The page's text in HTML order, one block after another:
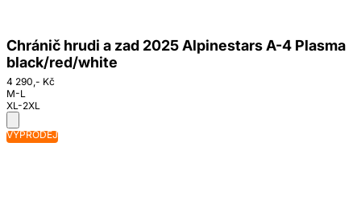
Chránič hrudi a zad 2025 Alpinestars A-4 Plasma
black/red/white
4 290,- Kč
M-L
XL-2XL
VÝPRODEJ